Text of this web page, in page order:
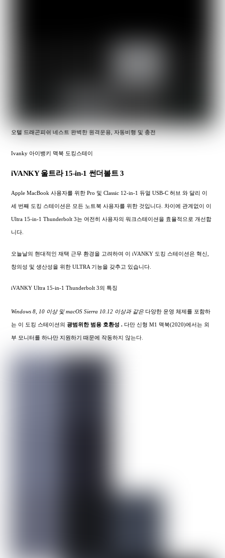
오텔 드래곤피쉬 네스트 완벽한 원격운용, 자동비행 및 충전
Ivanky 아이뱅키 맥북 도킹스테이
iVANKY 울트라 15-in-1 썬더볼트 3
Apple MacBook 사용자를 위한 Pro 및 Classic 12-in-1 듀얼 USB-C 허브 와 달리 이
세 번째 도킹 스테이션은 모든 노트북 사용자를 위한 것입니다. 차이에 관계없이 이
Ultra 15-in-1 Thunderbolt 3는 여전히 사용자의 워크스테이션을 효율적으로 개선합
니다.
오늘날의 현대적인 재택 근무 환경을 고려하여 이 iVANKY 도킹 스테이션은 혁신,
창의성 및 생산성을 위한 ULTRA 기능을 갖추고 있습니다.
iVANKY Ultra 15-in-1 Thunderbolt 3의 특징
Windows 8, 10 이상 및 macOS Sierra 10.12 이상과 같은 다양한 운영 체제를 포함하
는 이 도킹 스테이션의광범위한 범용 호환성 . 다만 신형 M1 맥북(2020)에서는 외
부 모니터를 하나만 지원하기 때문에 작동하지 않는다.